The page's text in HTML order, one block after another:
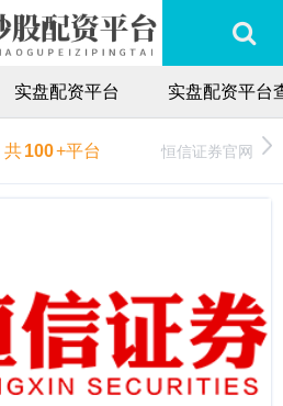
实盘配资平台 实盘配资平台
共100+平台 恒信证券官网